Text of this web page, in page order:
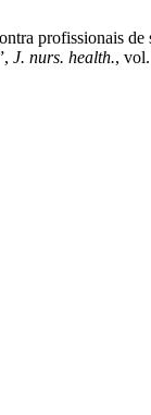
profissionais
J. nurs. health.,